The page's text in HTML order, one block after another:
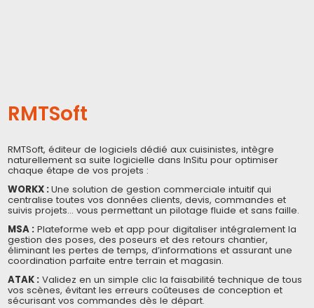
RMTSoft
RMTSoft, éditeur de logiciels dédié aux cuisinistes, intègre
naturellement sa suite logicielle dans InSitu pour optimiser
chaque étape de vos projets :
WORKX :Une solution de gestion commerciale intuitif qui
centralise toutes vos données clients, devis, commandes et
suivis projets... vous permettant un pilotage fluide et sans faille.
MSA : Plateforme web et app pour digitaliser intégralement la
gestion des poses, des poseurs et des retours chantier,
éliminant les pertes de temps, d’informations et assurant une
coordination parfaite entre terrain et magasin.
ATAK : Validez en un simple clic la faisabilité technique de tous
vos scènes, évitant les erreurs coûteuses de conception et
sécurisant vos commandes dès le départ.